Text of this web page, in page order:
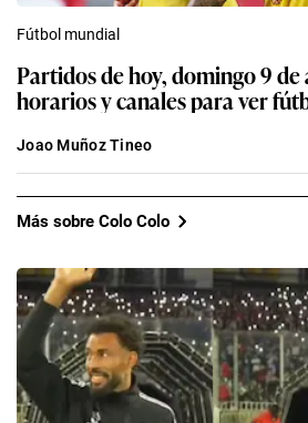
Fútbol mundial
Partidos de hoy, domingo 9 de
horarios y canales para ver
Joao Muñoz Tineo
Más sobre Colo Colo